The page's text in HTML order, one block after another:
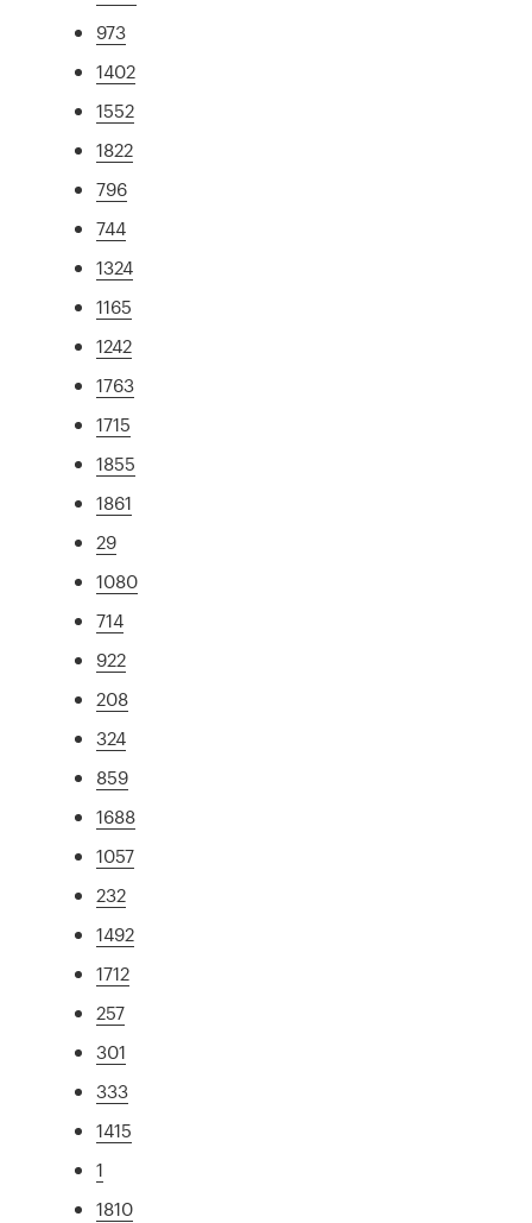
973
1402
1552
1822
796
744
1324
1165
1242
1763
1715
1855
1861
29
1080
714
922
208
324
859
1688
1057
232
1492
1712
257
301
333
1415
1
1810